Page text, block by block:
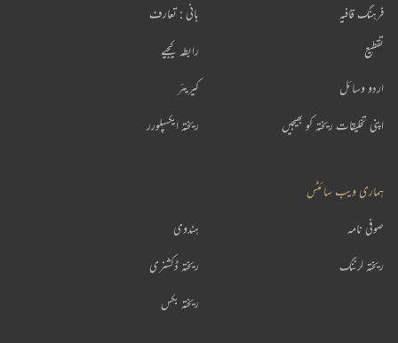
فرہنگ قافیہ
تقطیع
اردو وسائل
اپنی تخلیقات ریختہ کو بھیجیں
بانی : تعارف
رابطہ کیجیے
کیریئر
ریختہ ایکسپلورر
ہماری ویب سائٹس
ہندوی صوفی نامہ
ریختہ ڈکشنری ریختہ لرننگ
ریختہ بکس